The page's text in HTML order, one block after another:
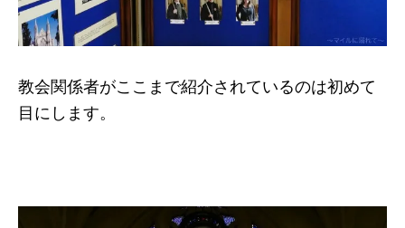
教会関係者がここまで紹介されているのは初めて
目にします。